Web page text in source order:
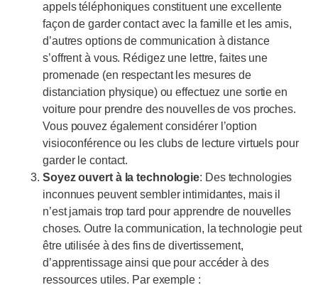
appels téléphoniques constituent une excellente
façon de garder contact avec la famille et les amis,
d’autres options de communication à distance
s’offrent à vous. Rédigez une lettre, faites une
promenade (en respectant les mesures de
distanciation physique) ou effectuez une sortie en
voiture pour prendre des nouvelles de vos proches.
Vous pouvez également considérer l’option
visioconférence ou les clubs de lecture virtuels pour
garder le contact.
Soyez ouvert à la technologie: Des technologies
inconnues peuvent sembler intimidantes, mais il
n’est jamais trop tard pour apprendre de nouvelles
choses. Outre la communication, la technologie peut
être utilisée à des fins de divertissement,
d’apprentissage ainsi que pour accéder à des
ressources utiles. Par exemple :